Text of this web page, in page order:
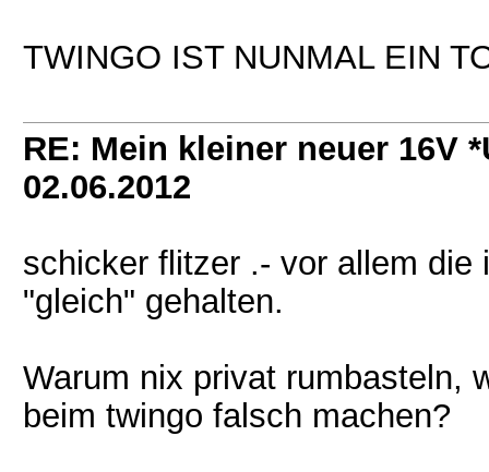
TWINGO IST NUNMAL EIN
RE: Mein kleiner neuer 16V
02.06.2012
schicker flitzer .- vor allem die
"gleich" gehalten.
Warum nix privat rumbasteln,
beim twingo falsch machen?